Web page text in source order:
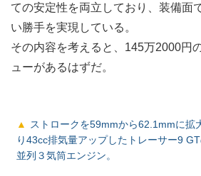
ての安定性を両立しており、装備面
い勝手を実現している。
その内容を考えると、145万2000円
ューがあるはずだ。
ストロークを59mmから62.1mmに拡
り43cc排気量アップしたトレーサー9
並列３気筒エンジン。